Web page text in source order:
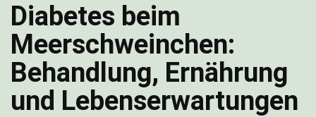
Diabetes beim
Meerschweinchen:
Behandlung, Ernährung
und Lebenserwartungen